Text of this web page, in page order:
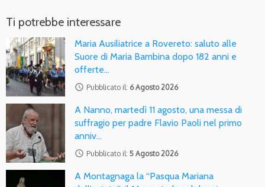
Ti potrebbe interessare
Maria Ausiliatrice a Rovereto: saluto alle
Suore di Maria Bambina dopo 182 anni e
offerte…
access_time Pubblicato il: 6 Agosto 2026
A Nanno, martedì 11 agosto, una messa di
suffragio per padre Flavio Paoli nel primo
anniv…
access_time Pubblicato il: 5 Agosto 2026
A Montagnaga la “Pasqua Mariana